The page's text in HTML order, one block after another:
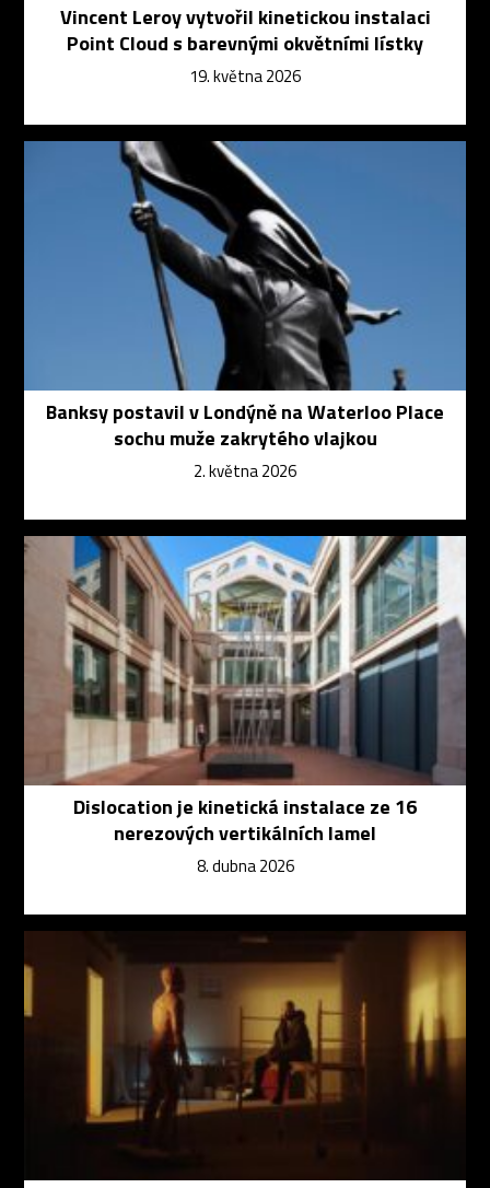
Vincent Leroy vytvořil kinetickou instalaci
Point Cloud s barevnými okvětními lístky
19. května 2026
Banksy postavil v Londýně na Waterloo Place
sochu muže zakrytého vlajkou
2. května 2026
Dislocation je kinetická instalace ze 16
nerezových vertikálních lamel
8. dubna 2026